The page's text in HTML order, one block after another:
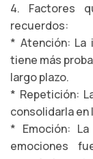
4. Factores
recuerdos:
* Atención: La
tiene más
largo plazo.
* Repetición:
consolidarla en
* Emoción:
emociones